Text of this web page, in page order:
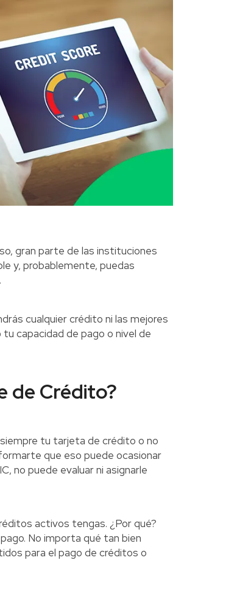
gran parte de las instituciones
y, probablemente, puedas
.
cualquier crédito ni las mejores
capacidad de pago o nivel de
de Crédito?
tu tarjeta de crédito o no
que eso puede ocasionar
no puede evaluar ni asignarle
activos tengas. ¿Por qué?
No importa qué tan bien
para el pago de créditos o